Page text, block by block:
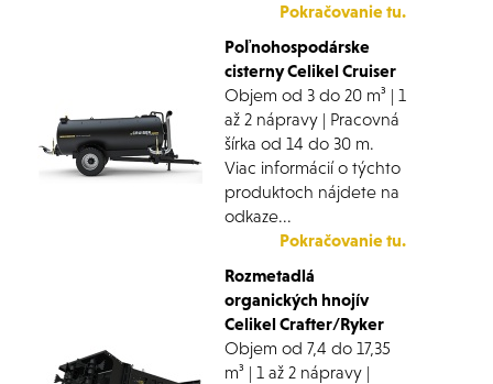
Pokračovanie tu.
Poľnohospodárske
cisterny Celikel Cruiser
Objem od 3 do 20 m³ | 1
až 2 nápravy | Pracovná
šírka od 14 do 30 m.
Viac informácií o týchto
produktoch nájdete na
odkaze...
Pokračovanie tu.
Rozmetadlá
organických hnojív
Celikel Crafter/Ryker
Objem od 7,4 do 17,35
m³ | 1 až 2 nápravy |